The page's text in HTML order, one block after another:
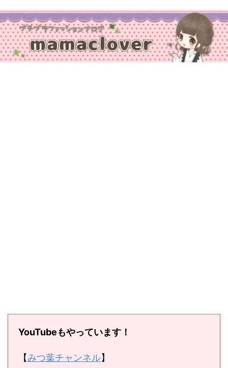
YouTubeもやっています！
【みつ葉チャンネル】